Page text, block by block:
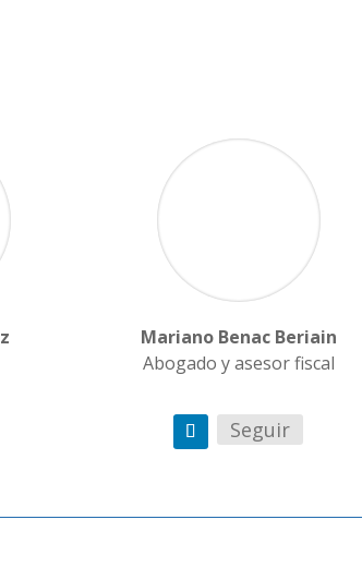
Mariano Benac Beriain
Abogado y asesor fiscal
Seguir